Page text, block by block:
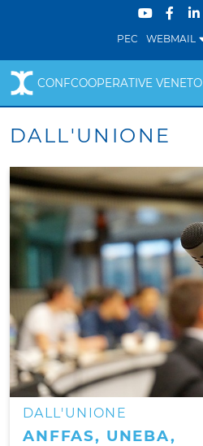
PEC WEBMAIL
CONFCOOPERATIVE VENETO
DALL'UNIONE
DALL'UNIONE
ANFFAS, UNEBA,